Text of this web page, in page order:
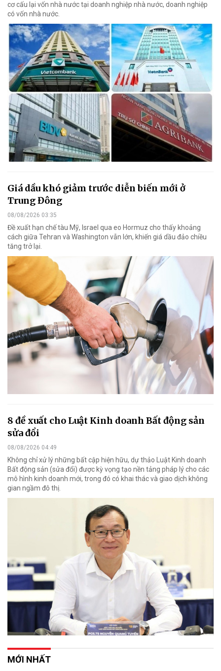
cơ cấu lại vốn nhà nước tại doanh nghiệp nhà nước, doanh nghiệp
có vốn nhà nước.
Giá dầu khó giảm trước diễn biến mới ở
Trung Đông
08/08/2026 03:35
Đề xuất hạn chế tàu Mỹ, Israel qua eo Hormuz cho thấy khoảng
cách giữa Tehran và Washington vẫn lớn, khiến giá dầu đảo chiều
tăng trở lại.
8 đề xuất cho Luật Kinh doanh Bất động sản
sửa đổi
08/08/2026 04:49
Không chỉ xử lý những bất cập hiện hữu, dự thảo Luật Kinh doanh
Bất động sản (sửa đổi) được kỳ vọng tạo nền tảng pháp lý cho các
mô hình kinh doanh mới, trong đó có khai thác và giao dịch không
gian ngầm đô thị.
MỚI NHẤT